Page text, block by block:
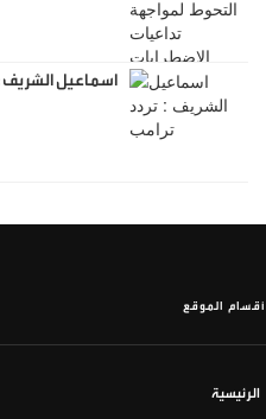
اسماعيل الشريف
أقسام الموقع
الرئيسية